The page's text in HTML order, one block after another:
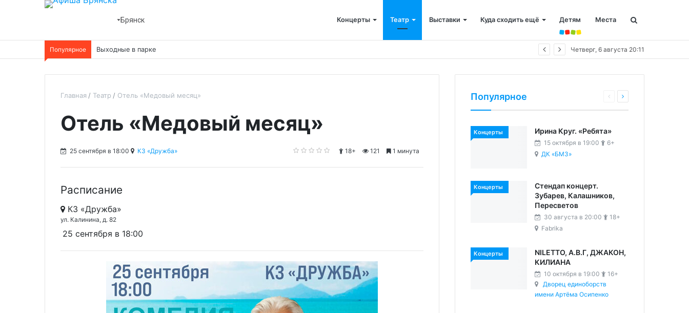
Брянск Концерты Театр Выставки Куда сходить ещё Детям Места
Популярное Выходные в парке Четверг, 6 августа 20:11
Главная Театр Отель «Медовый месяц»
Отель «Медовый месяц»
25 сентября в 18:00 КЗ «Дружба» 18+ 121 1 минута
Расписание
КЗ «Дружба»
ул. Калинина, д. 82
25 сентября в 18:00
Популярное
Концерты Ирина Круг. «Ребята»
15 октября в 19:00
6+
ДК «БМЗ»
Концерты
Стендап концерт.
Зубарев, Калашников,
Пересветов
30 августа в 20:00
18+
Fabrika
Концерты
NILETTO, А.В.Г, ДЖАКОН,
КИЛИАНА
10 октября в 19:00
16+
Дворец единоборств
имени Артёма Осипенко